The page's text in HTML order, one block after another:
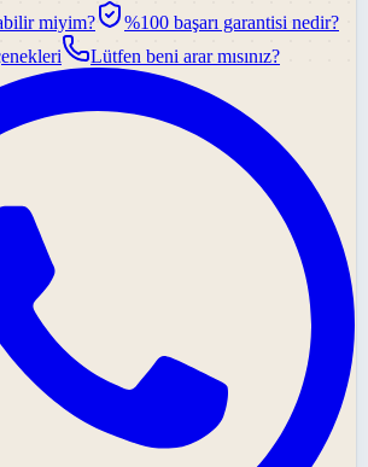
miyim?
%100 başarı garantisi nedir?
Lütfen beni arar mısınız?